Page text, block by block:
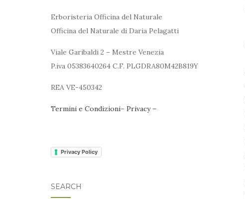
Erboristeria Officina del Naturale
Officina del Naturale di Daria Pelagatti
Viale Garibaldi 2 – Mestre Venezia
P.iva 05383640264 C.F. PLGDRA80M42B819Y
REA VE-450342
Termini e Condizioni– Privacy –
Privacy Policy
SEARCH